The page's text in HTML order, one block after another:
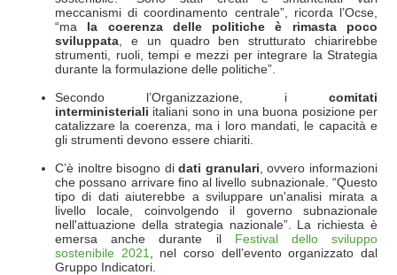
meccanismi di coordinamento centrale”, ricorda l’Ocse,
“ma la coerenza delle politiche è rimasta poco
sviluppata , e un quadro ben strutturato chiarirebbe
strumenti, ruoli, tempi e mezzi per integrare la Strategia
durante la formulazione delle politiche”.
Secondo l’Organizzazione, i comitati
interministeriali italiani sono in una buona posizione per
catalizzare la coerenza, ma i loro mandati, le capacità e
gli strumenti devono essere chiariti.
C’è inoltre bisogno didati granulari , ovvero informazioni
che possano arrivare fino al livello subnazionale. “Questo
tipo di dati aiuterebbe a sviluppare un'analisi mirata a
livello locale, coinvolgendo il governo subnazionale
nell'attuazione della strategia nazionale”. La richiesta è
emersa anche durante il Festival dello sviluppo
sostenibile 2021
, nel corso dell’evento organizzato dal
Gruppo Indicatori.